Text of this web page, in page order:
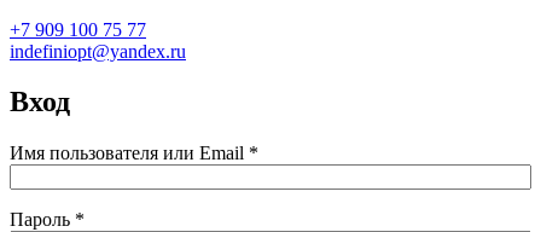
+7 909 100 75 77
indefiniopt@yandex.ru
Вход
Имя пользователя или Email *
Пароль *